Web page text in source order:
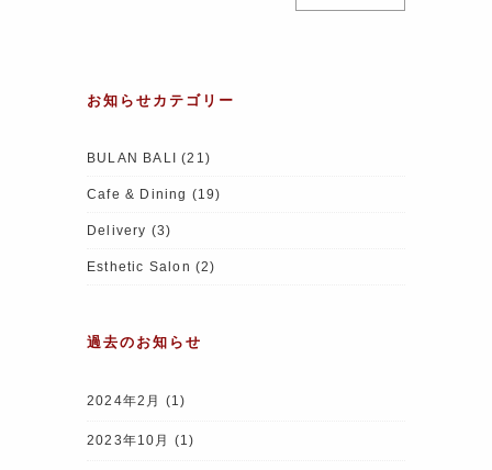
お知らせカテゴリー
BULAN BALI (21)
Cafe & Dining (19)
Delivery (3)
Esthetic Salon (2)
過去のお知らせ
2024年2月 (1)
2023年10月 (1)